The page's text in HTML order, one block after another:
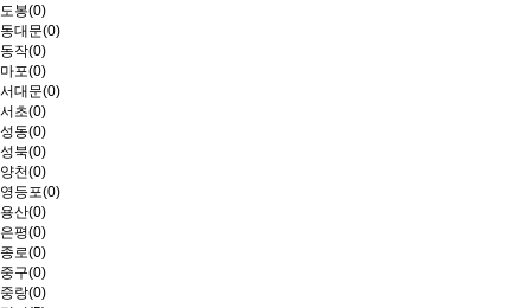
도봉(0)
동대문(0)
동작(0)
마포(0)
서대문(0)
서초(0)
성동(0)
성북(0)
양천(0)
영등포(0)
용산(0)
은평(0)
종로(0)
중구(0)
중랑(0)